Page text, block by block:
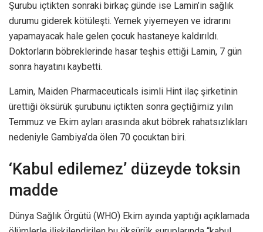
Şurubu içtikten sonraki birkaç günde ise Lamin’in sağlık
durumu giderek kötüleşti. Yemek yiyemeyen ve idrarını
yapamayacak hale gelen çocuk hastaneye kaldırıldı.
Doktorların böbreklerinde hasar teşhis ettiği Lamin, 7 gün
sonra hayatını kaybetti.
Lamin, Maiden Pharmaceuticals isimli Hint ilaç şirketinin
ürettiği öksürük şurubunu içtikten sonra geçtiğimiz yılın
Temmuz ve Ekim ayları arasında akut böbrek rahatsızlıkları
nedeniyle Gambiya’da ölen 70 çocuktan biri.
‘Kabul edilemez’ düzeyde toksin
madde
Dünya Sağlık Örgütü (WHO) Ekim ayında yaptığı açıklamada